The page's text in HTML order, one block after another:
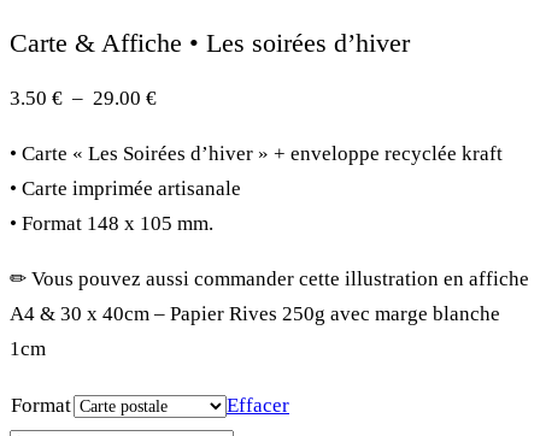
Carte & Affiche • Les soirées d’hiver
3.50 € – 29.00 €Plage
prix :
3.50 €
à
29.00 €
• Carte « Les Soirées d’hiver » + enveloppe recyclée kraft
• Carte imprimée artisanale
• Format 148 x 105 mm.
✏︎ Vous pouvez aussi commander cette illustration en affiche
A4 & 30 x 40cm – Papier Rives 250g avec marge blanche
1cm
Format
Effacer